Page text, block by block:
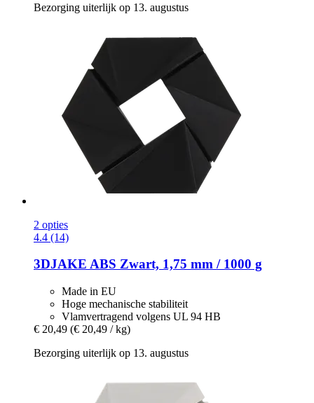
Bezorging uiterlijk op 13. augustus
2 opties
4.4 (14)
3DJAKE ABS Zwart, 1,75 mm / 1000 g
Made in EU
Hoge mechanische stabiliteit
Vlamvertragend volgens UL 94 HB
€ 20,49 (€ 20,49 / kg)
Bezorging uiterlijk op 13. augustus